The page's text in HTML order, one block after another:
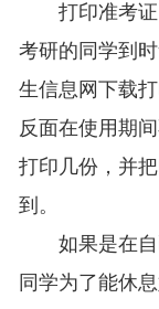
打印准考
考研的同学到
生信息网下载
反面在使用期
打印几份，并
到。
如果是在
同学为了能休